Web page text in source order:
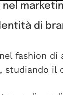
di
fashion